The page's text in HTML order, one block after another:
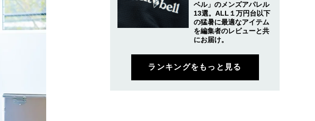
ベル」のメンズアパレル
13選。ALL１万円台以下
の猛暑に最適なアイテム
を編集者のレビューと共
にお届け。
ランキングをもっと見る